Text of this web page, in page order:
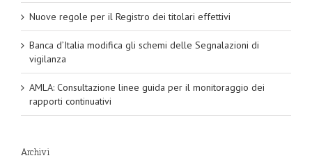
Nuove regole per il Registro dei titolari effettivi
Banca d’Italia modifica gli schemi delle Segnalazioni di
vigilanza
AMLA: Consultazione linee guida per il monitoraggio dei
rapporti continuativi
Archivi